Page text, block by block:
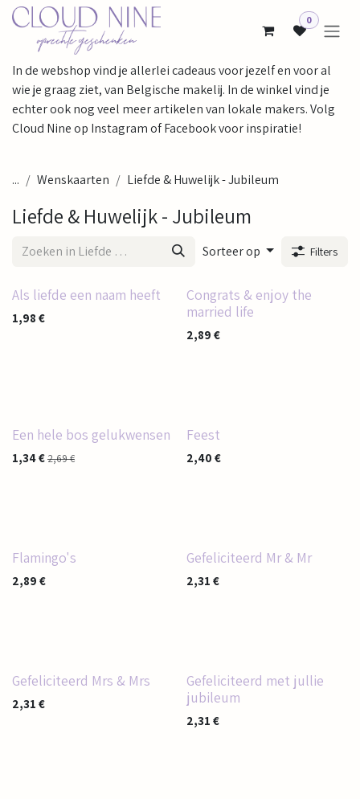
Overslaan naar inhoud
0
In de webshop vind je allerlei cadeaus voor jezelf en voor al
wie je graag ziet, van Belgische makelij. In de winkel vind je
echter ook nog veel meer artikelen van lokale makers. Volg
Cloud Nine op Instagram of Facebook voor inspiratie!
... Wenskaarten Liefde & Huwelijk - Jubileum
Liefde & Huwelijk - Jubileum
Sorteer op Filters
Als liefde een naam heeft
1,98 €
Congrats & enjoy the
married life
2,89 €
Een hele bos gelukwensen
1,34€2,69€
Feest
2,40 €
Flamingo's
2,89 €
Gefeliciteerd Mr & Mr
2,31 €
Gefeliciteerd Mrs & Mrs
2,31 €
Gefeliciteerd met jullie
jubileum
2,31 €